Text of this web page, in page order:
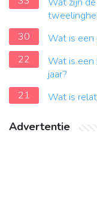
30
Wat is een
22
Wat is een
jaar?
21
Wat is
Advertentie